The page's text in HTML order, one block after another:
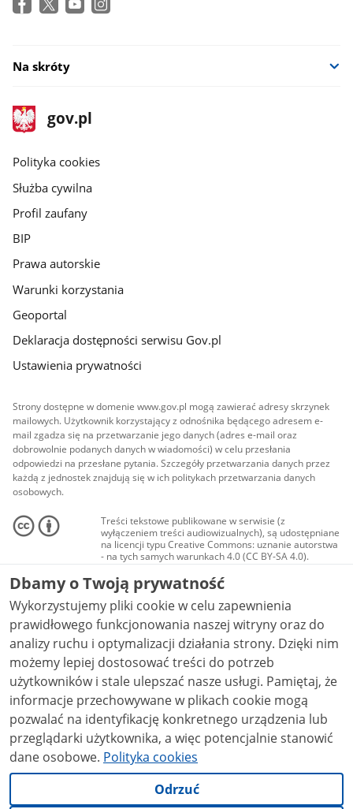
Na skróty
stopka
gov.pl
Strona
gov.pl
gov.pl
Polityka cookies
Służba cywilna
Profil zaufany
BIP
Prawa autorskie
Warunki korzystania
Geoportal
Deklaracja dostępności serwisu Gov.pl
Ustawienia prywatności
Strony dostępne w domenie www.gov.pl mogą zawierać adresy skrzynek
mailowych. Użytkownik korzystający z odnośnika będącego adresem e-
mail zgadza się na przetwarzanie jego danych (adres e-mail oraz
dobrowolnie podanych danych w wiadomości) w celu przesłania
odpowiedzi na przesłane pytania. Szczegóły przetwarzania danych przez
każdą z jednostek znajdują się w ich politykach przetwarzania danych
osobowych.
Treści tekstowe publikowane w serwisie (z
wyłączeniem treści audiowizualnych), są udostępniane
na licencji typu Creative Commons: uznanie autorstwa
- na tych samych warunkach 4.0 (CC BY-SA 4.0).
Materiały audiowizualne, w tym zdjęcia, materiały
audio i wideo, są udostępniane na licencji typu
Creative Commons: uznanie autorstwa użycie
niekomercyjne - bez utworów zależnych 4.0 (CC BY-
NC-ND 4.0), o ile nie jest to stwierdzone inaczej.
Dbamy o Twoją prywatność
Wykorzystujemy pliki cookie w celu zapewnienia
prawidłowego funkcjonowania naszej witryny oraz do
analizy ruchu i optymalizacji działania strony. Dzięki nim
możemy lepiej dostosować treści do potrzeb
użytkowników i stale ulepszać nasze usługi. Pamiętaj, że
informacje przechowywane w plikach cookie mogą
pozwalać na identyfikację konkretnego urządzenia lub
przeglądarki użytkownika, a więc potencjalnie stanowić
dane osobowe. Polityka cookies
Odrzuć